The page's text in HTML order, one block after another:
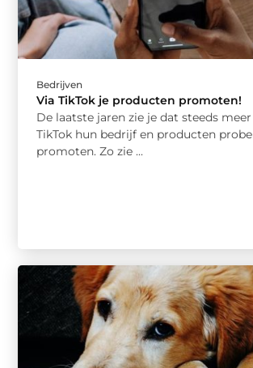
Bedrijven
Via TikTok je producten promoten!
De laatste jaren zie je dat steeds
TikTok hun bedrijf en producten
promoten. Zo zie ...